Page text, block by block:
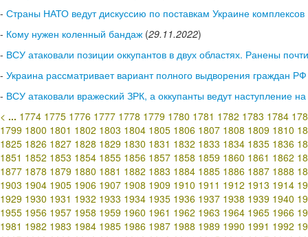
- Страны НАТО ведут дискуссию по поставкам Украине
- Кому нужен коленный бандаж (29.11.2022)
- ВСУ атаковали позиции оккупантов в двух областях. Ранены
- Украина рассматривает вариант полного выдворения граждан
- ВСУ атаковали вражеский ЗРК, а оккупанты ведут наступление
< ... 1774 1775 1776 1777 1778 1779 1780 1781 1782 1783 1784
1799 1800 1801 1802 1803 1804 1805 1806 1807 1808 1809 1810
1825 1826 1827 1828 1829 1830 1831 1832 1833 1834 1835 1836
1851 1852 1853 1854 1855 1856 1857 1858 1859 1860 1861 1862
1877 1878 1879 1880 1881 1882 1883 1884 1885 1886 1887 1888
1903 1904 1905 1906 1907 1908 1909 1910 1911 1912 1913 1914
1929 1930 1931 1932 1933 1934 1935 1936 1937 1938 1939 1940
1955 1956 1957 1958 1959 1960 1961 1962 1963 1964 1965 1966
1981 1982 1983 1984 1985 1986 1987 1988 1989 1990 1991 1992